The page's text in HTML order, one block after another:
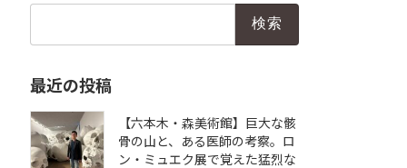
最近の投稿
【六本木・森美術館】巨大な骸
骨の山と、ある医師の考察。ロ
ン・ミュエク展で覚えた猛烈な